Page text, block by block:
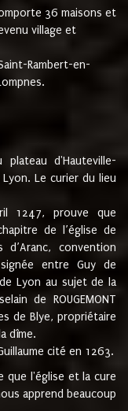
36 maisons et
village et
Rambert-en-
d'Hauteville-
Le curier du lieu
1247, prouve que
de l’église de
convention
entre Guy de
Lyon au sujet de la
de ROUGEMONT
de Blye, propriétaire
dîme.
cité en 1263.
que l'église et la cure
apprend beaucoup